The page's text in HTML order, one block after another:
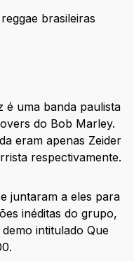
brasileiras
é uma banda paulista
do Bob Marley.
eram apenas Zeider
respectivamente.
juntaram a eles para
inéditas do grupo,
intitulado Que